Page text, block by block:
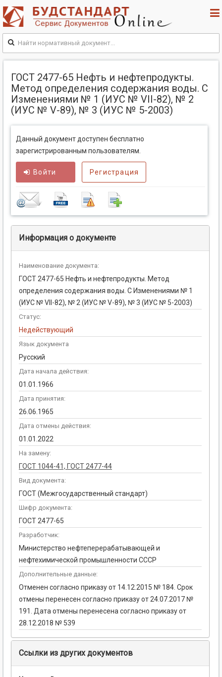
ГОСТ 2477-65 Нефть и нефтепродукты.
Метод определения содержания воды. С
Изменениями № 1 (ИУС № VII-82), № 2
(ИУС № V-89), № 3 (ИУС № 5-2003)
Данный документ доступен бесплатно
зарегистрированным пользователям.
Войти Регистрация
Информация о документе
Наименование документа:
ГОСТ 2477-65 Нефть и нефтепродукты. Метод
определения содержания воды. С Изменениями № 1
(ИУС № VII-82), № 2 (ИУС № V-89), № 3 (ИУС № 5-2003)
Статус:
Недействующий
Язык документа
Русский
Дата начала действия:
01.01.1966
Дата принятия:
26.06.1965
Дата отмены действия:
01.01.2022
На замену:
ГОСТ 1044-41, ГОСТ 2477-44
Вид документа:
ГОСТ (Межгосударственный стандарт)
Шифр документа:
ГОСТ 2477-65
Разработчик:
Министерство нефтеперерабатывающей и
нефтехимической промышленности СССР
Дополнительные данные:
Отменен согласно приказу от 14.12.2015 № 184. Срок
отмены перенесен согласно приказу от 24.07.2017 №
191. Дата отмены перенесена согласно приказу от
28.12.2018 № 539
Ссылки из других документов